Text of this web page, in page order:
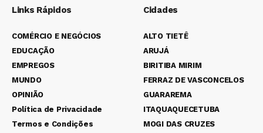
Links Rápidos
COMÉRCIO E NEGÓCIOS
EDUCAÇÃO
EMPREGOS
MUNDO
OPINIÃO
Política de Privacidade
Termos e Condições
Cidades
ALTO TIETÊ
ARUJÁ
BIRITIBA MIRIM
FERRAZ DE VASCONCELOS
GUARAREMA
ITAQUAQUECETUBA
MOGI DAS CRUZES